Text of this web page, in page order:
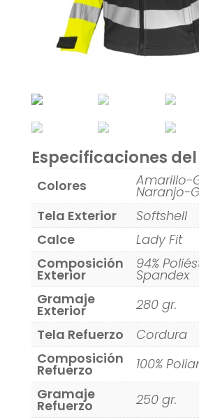
Especificaciones
Colores Amarillo-
Naranjo-
Tela Exterior
Softshell
Calce
Lady Fit
Composición
Exterior
94%
Spandex
Gramaje
Exterior
280 gr.
Tela Refuerzo
Cordura
Composición
Refuerzo
100%
Gramaje
Refuerzo 250 gr.